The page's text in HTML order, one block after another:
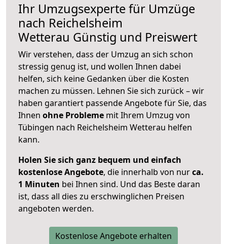
Ihr Umzugsexperte für Umzüge
nach Reichelsheim
Wetterau Günstig und Preiswert
Wir verstehen, dass der Umzug an sich schon
stressig genug ist, und wollen Ihnen dabei
helfen, sich keine Gedanken über die Kosten
machen zu müssen. Lehnen Sie sich zurück – wir
haben garantiert passende Angebote für Sie, das
Ihnen ohne Probleme mit Ihrem Umzug von
Tübingen nach Reichelsheim Wetterau helfen
kann.
Holen Sie sich ganz bequem und einfach
kostenlose Angebote, die innerhalb von nurca.
1 Minuten bei Ihnen sind. Und das Beste daran
ist, dass all dies zu erschwinglichen Preisen
angeboten werden.
Kostenlose Angebote erhalten